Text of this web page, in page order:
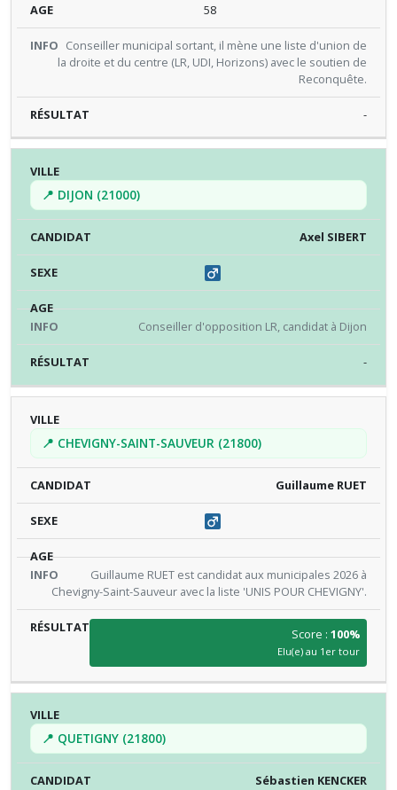
58
Conseiller municipal sortant, il mène une liste d'union de
la droite et du centre (LR, UDI, Horizons) avec le soutien de
Reconquête.
-
📍 DIJON (21000)
Axel SIBERT
Conseiller d'opposition LR, candidat à Dijon
-
📍 CHEVIGNY-SAINT-SAUVEUR (21800)
Guillaume RUET
Guillaume RUET est candidat aux municipales 2026 à
Chevigny-Saint-Sauveur avec la liste 'UNIS POUR CHEVIGNY'.
Score :100%
Elu(e) au 1er tour
📍 QUETIGNY (21800)
Sébastien KENCKER